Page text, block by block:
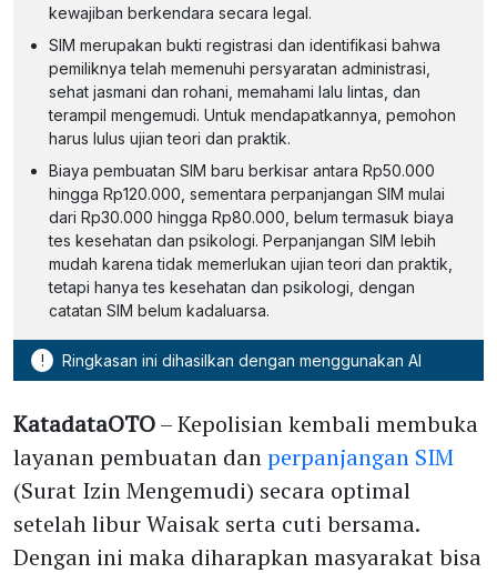
kewajiban berkendara secara legal.
SIM merupakan bukti registrasi dan identifikasi bahwa
pemiliknya telah memenuhi persyaratan administrasi,
sehat jasmani dan rohani, memahami lalu lintas, dan
terampil mengemudi. Untuk mendapatkannya, pemohon
harus lulus ujian teori dan praktik.
Biaya pembuatan SIM baru berkisar antara Rp50.000
hingga Rp120.000, sementara perpanjangan SIM mulai
dari Rp30.000 hingga Rp80.000, belum termasuk biaya
tes kesehatan dan psikologi. Perpanjangan SIM lebih
mudah karena tidak memerlukan ujian teori dan praktik,
tetapi hanya tes kesehatan dan psikologi, dengan
catatan SIM belum kadaluarsa.
! Ringkasan ini dihasilkan dengan menggunakan AI
KatadataOTO– Kepolisian kembali membuka
layanan pembuatan danperpanjangan SIM
(Surat Izin Mengemudi) secara optimal
setelah libur Waisak serta cuti bersama.
Dengan ini maka diharapkan masyarakat bisa